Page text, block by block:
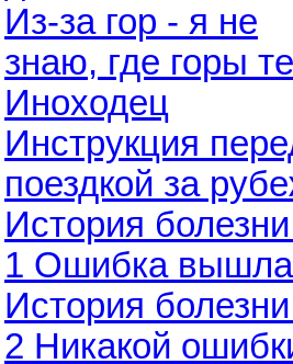
Из-за гор - я не
знаю, где горы те
Иноходец
Инструкция
поездкой за
История
1 Ошибка вышла
История
2 Никакой